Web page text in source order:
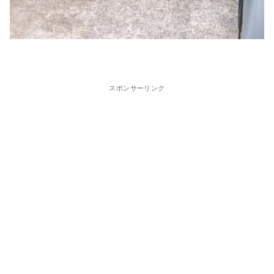
スポンサーリンク